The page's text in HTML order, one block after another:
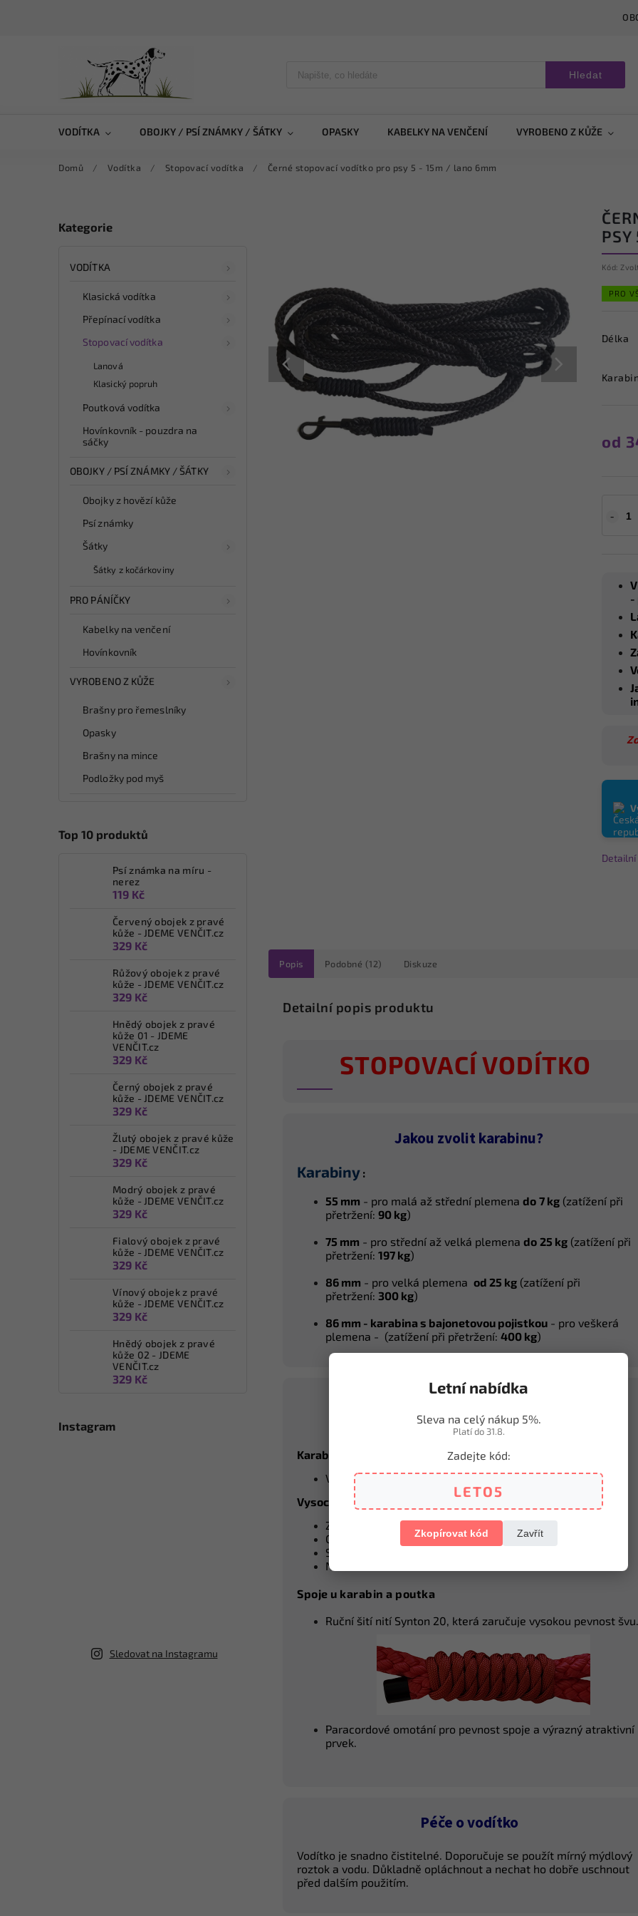
Hledat
VODÍTKA OBOJKY / PSÍ ZNÁMKY / ŠÁTKY OPASKY KABELKY NA VENČENÍ VYROBENO Z KŮŽE
Domů / Vodítka / Stopovací vodítka / Černé stopovací vodítko pro psy 5 - 15m / lano 6mm
Kategorie
VODÍTKA
Klasická vodítka
Přepínací vodítka
Stopovací vodítka
Lanová
Klasický popruh
Poutková vodítka
Hovínkovník - pouzdra na
sáčky
OBOJKY / PSÍ ZNÁMKY / ŠÁTKY
Obojky z hovězí kůže
Psí známky
Šátky
Šátky z kočárkoviny
PRO PÁNÍČKY
Kabelky na venčení
Hovínkovník
VYROBENO Z KŮŽE
Brašny pro řemeslníky
Opasky
Brašny na mince
Podložky pod myš
Top 10 produktů
Psí známka na míru -
nerez
119 Kč
Červený obojek z pravé
kůže - JDEME VENČIT.cz
329 Kč
Růžový obojek z pravé
kůže - JDEME VENČIT.cz
329 Kč
Hnědý obojek z pravé
kůže 01 - JDEME
VENČIT.cz
329 Kč
Černý obojek z pravé
kůže - JDEME VENČIT.cz
329 Kč
Žlutý obojek z pravé kůže
- JDEME VENČIT.cz
329 Kč
Modrý obojek z pravé
kůže - JDEME VENČIT.cz
329 Kč
Fialový obojek z pravé
kůže - JDEME VENČIT.cz
329 Kč
Vínový obojek z pravé
kůže - JDEME VENČIT.cz
329 Kč
Hnědý obojek z pravé
kůže 02 - JDEME
VENČIT.cz
329 Kč
Instagram
Sledovat na Instagramu
Kód:
PRO
Délka
od
-
Popis Podobné (12) Diskuze
Detailní popis produktu
STOPOVACÍ VODÍTKO
Jakou zvolit karabinu?
Karabiny:
55 mm - pro malá až střední plemena do 7 kg (zatížení při
přetržení: 90 kg)
75 mm - pro střední až velká plemena do 25 kg (zatížení při
přetržení: 197 kg)
86 mm - pro velká plemena od 25 kg (zatížení při
přetržení: 300 kg)
86 mm - karabina s bajonetovou pojistkou - pro veškerá
plemena - (zatížení při přetržení: 400 kg)
O materiálu a produktu
Karabina a ostatní kování
Vyrobeno z odolné zinkoslitiny
Vysoce nosná lana z polypropylenu
Zaručují pevnost a odolnost proti tahovým silám
Odolná proti vodě a vlhkosti
Snadno čistitelná
Nízká hmotnost
Spoje u karabin a poutka
Ruční šití nití Synton 20, která zaručuje vysokou pevnost švu.
Paracordové omotání pro pevnost spoje a výrazný atraktivní
prvek.
Péče o vodítko
Vodítko je snadno čistitelné. Doporučuje se použít mírný mýdlový
roztok a vodu. Důkladně opláchnout a nechat ho dobře uschnout
před dalším použitím.
Letní nabídka
Sleva na celý nákup 5%.
Platí do 31.8.
Zadejte kód:
LETO5
Zkopírovat kód Zavřít